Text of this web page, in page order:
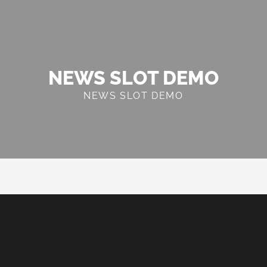
NEWS SLOT DEMO
NEWS SLOT DEMO